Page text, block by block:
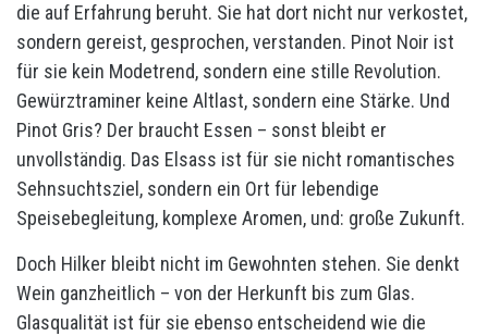
die auf Erfahrung beruht. Sie hat dort nicht nur verkostet,
sondern gereist, gesprochen, verstanden. Pinot Noir ist
für sie kein Modetrend, sondern eine stille Revolution.
Gewürztraminer keine Altlast, sondern eine Stärke. Und
Pinot Gris? Der braucht Essen – sonst bleibt er
unvollständig. Das Elsass ist für sie nicht romantisches
Sehnsuchtsziel, sondern ein Ort für lebendige
Speisebegleitung, komplexe Aromen, und: große Zukunft.
Doch Hilker bleibt nicht im Gewohnten stehen. Sie denkt
Wein ganzheitlich – von der Herkunft bis zum Glas.
Glasqualität ist für sie ebenso entscheidend wie die